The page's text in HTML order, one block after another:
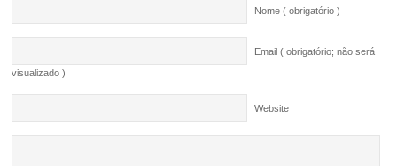
Nome ( obrigatório )
Email ( obrigatório; não será
visualizado )
Website